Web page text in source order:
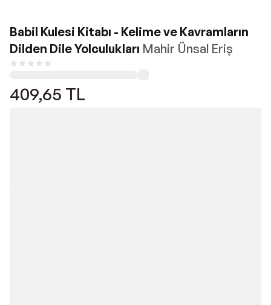
Babil Kulesi Kitabı - Kelime ve Kavramların
Dilden Dile Yolculukları Mahir Ünsal Eriş
409,65 TL